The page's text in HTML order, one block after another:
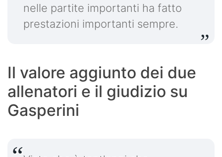
nelle partite importanti ha fatto
prestazioni importanti sempre.
Il valore aggiunto dei due
allenatori e il giudizio su
Gasperini